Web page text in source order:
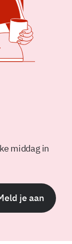
middag in
je aan